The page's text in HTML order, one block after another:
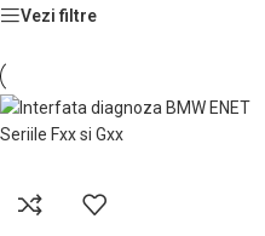
Vezi filtre